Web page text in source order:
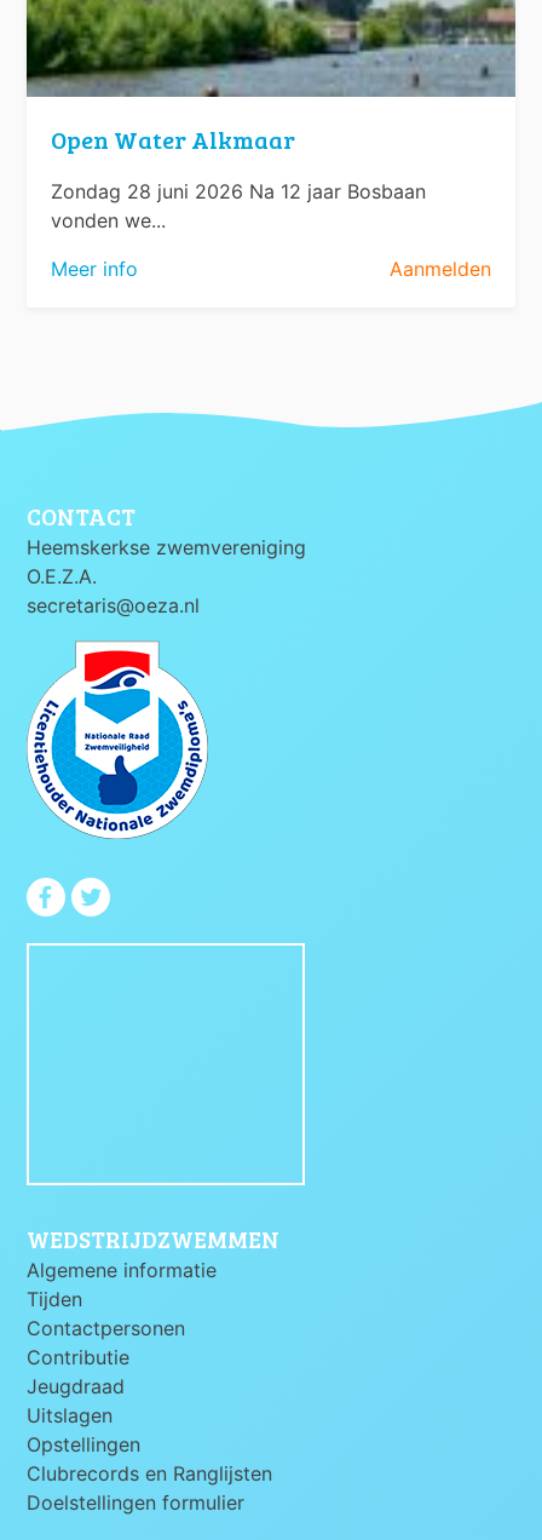
Open Water Alkmaar
Zondag 28 juni 2026 Na 12 jaar Bosbaan
vonden we...
Meer info
Aanmelden
CONTACT
Heemskerkse zwemvereniging
O.E.Z.A.
secretaris@oeza.nl
WEDSTRIJDZWEMMEN
Algemene informatie
Tijden
Contactpersonen
Contributie
Jeugdraad
Uitslagen
Opstellingen
Clubrecords en Ranglijsten
Doelstellingen formulier